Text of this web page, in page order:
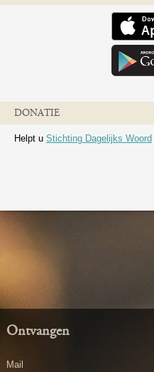
DONATIE
Helpt u Stichting Dagelijks Woord
Ontvangen
Mail